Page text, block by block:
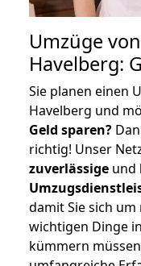
Umzüge
Havelberg:
Sie planen einen
Havelberg und
Geld sparen?
richtig! Unser
zuverlässige und
damit Sie sich
wichtigen Dinge
kümmern